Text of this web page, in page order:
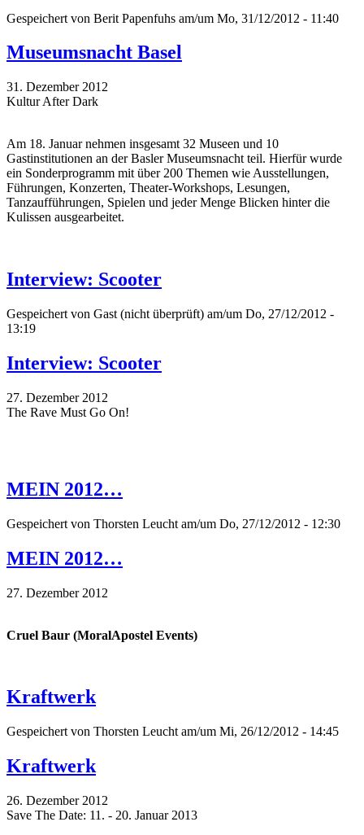
Gespeichert von Berit Papenfuhs am/um Mo, 31/12/2012 - 11:40
Museumsnacht Basel
31. Dezember 2012
Kultur After Dark
Am 18. Januar nehmen insgesamt 32 Museen und 10
Gastinstitutionen an der Basler Museumsnacht teil. Hierfür wurde
ein Sonderprogramm mit über 200 Themen wie Ausstellungen,
Führungen, Konzerten, Theater-Workshops, Lesungen,
Tanzaufführungen, Spielen und jeder Menge Blicken hinter die
Kulissen ausgearbeitet.
Interview: Scooter
Gespeichert von Gast (nicht überprüft) am/um Do, 27/12/2012 -
13:19
Interview: Scooter
27. Dezember 2012
The Rave Must Go On!
MEIN 2012…
Gespeichert von Thorsten Leucht am/um Do, 27/12/2012 - 12:30
MEIN 2012…
27. Dezember 2012
Cruel Baur (MoralApostel Events)
Kraftwerk
Gespeichert von Thorsten Leucht am/um Mi, 26/12/2012 - 14:45
Kraftwerk
26. Dezember 2012
Save The Date: 11. - 20. Januar 2013